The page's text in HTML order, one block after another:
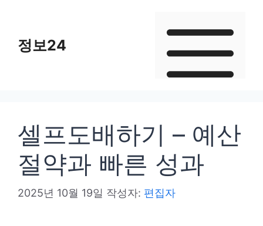
정보24
셀프도배하기 – 예산
절약과 빠른 성과
2025년 10월 19일 작성자: 편집자